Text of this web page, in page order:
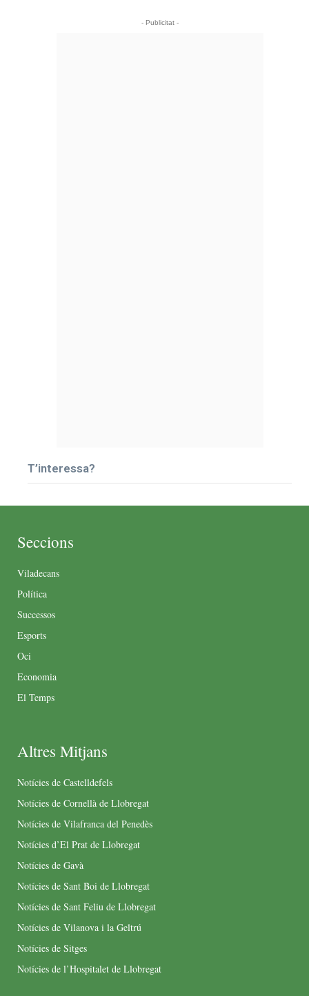
- Publicitat -
T’interessa?
Seccions
Viladecans
Política
Successos
Esports
Oci
Economia
El Temps
Altres Mitjans
Notícies de Castelldefels
Notícies de Cornellà de Llobregat
Notícies de Vilafranca del Penedès
Notícies d’El Prat de Llobregat
Notícies de Gavà
Notícies de Sant Boi de Llobregat
Notícies de Sant Feliu de Llobregat
Notícies de Vilanova i la Geltrú
Notícies de Sitges
Notícies de l’Hospitalet de Llobregat